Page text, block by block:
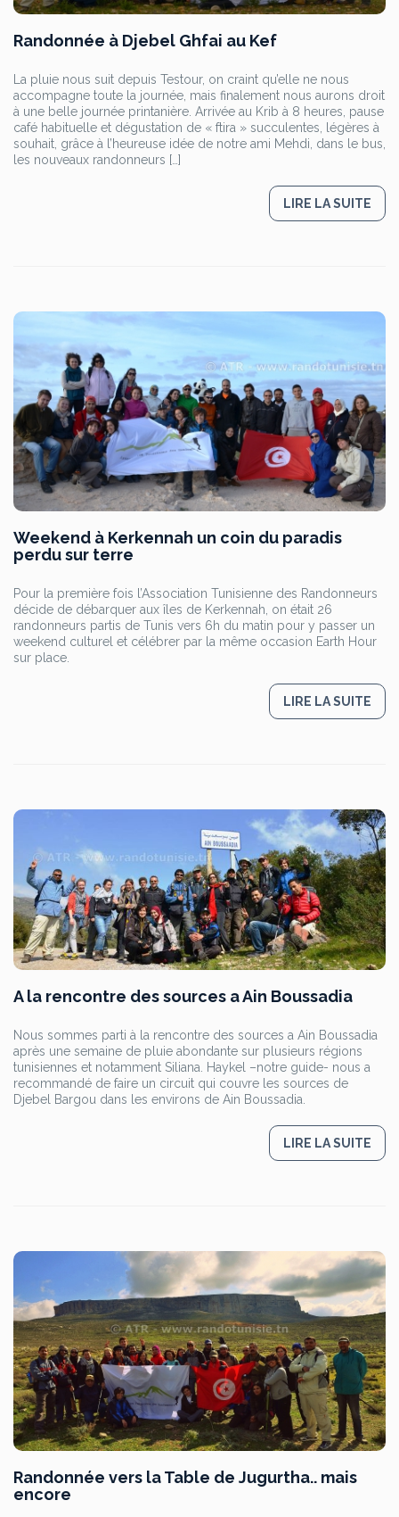
Randonnée à Djebel Ghfai au Kef
La pluie nous suit depuis Testour, on craint qu’elle ne nous
accompagne toute la journée, mais finalement nous aurons droit
à une belle journée printanière. Arrivée au Krib à 8 heures, pause
café habituelle et dégustation de « ftira » succulentes, légères à
souhait, grâce à l’heureuse idée de notre ami Mehdi, dans le bus,
les nouveaux randonneurs […]
LIRE LA SUITE
Weekend à Kerkennah un coin du paradis
perdu sur terre
Pour la première fois l’Association Tunisienne des Randonneurs
décide de débarquer aux îles de Kerkennah, on était 26
randonneurs partis de Tunis vers 6h du matin pour y passer un
weekend culturel et célébrer par la même occasion Earth Hour
sur place.
LIRE LA SUITE
A la rencontre des sources a Ain Boussadia
Nous sommes parti à la rencontre des sources a Ain Boussadia
après une semaine de pluie abondante sur plusieurs régions
tunisiennes et notamment Siliana. Haykel –notre guide- nous a
recommandé de faire un circuit qui couvre les sources de
Djebel Bargou dans les environs de Ain Boussadia.
LIRE LA SUITE
Randonnée vers la Table de Jugurtha.. mais
encore